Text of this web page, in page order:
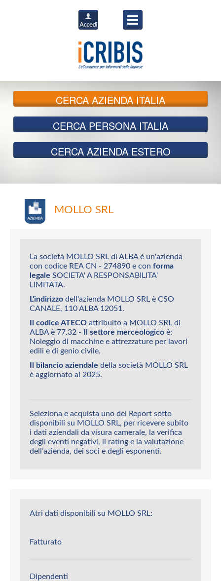
CERCAAZIENDA ITALIA
CERCA PERSONA ITALIA
CERCA AZIENDA ESTERO
MOLLO SRL
La società MOLLO SRL di ALBA è un'azienda
con codice REA CN - 274890 e con forma
legale SOCIETA' A RESPONSABILITA'
LIMITATA.
L'indirizzo dell'azienda MOLLO SRL è CSO
CANALE, 110 ALBA 12051.
Il codice ATECO attribuito a MOLLO SRL di
ALBA è 77.32 - Il settore merceologico è:
Noleggio di macchine e attrezzature per lavori
edili e di genio civile.
Il bilancio aziendale della società MOLLO SRL
è aggiornato al 2025.
Seleziona e acquista uno dei Report sotto
disponibili su MOLLO SRL, per ricevere subito
i dati aziendali da visura camerale, la verifica
degli eventi negativi, il rating e la valutazione
dell’azienda, dei soci e degli esponenti.
Atri dati disponibili su MOLLO SRL:
Fatturato
Dipendenti